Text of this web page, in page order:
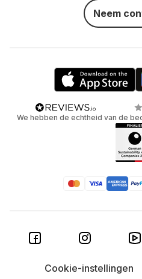
Neem
We hebben de echtheid van de
Cookie-instellingen